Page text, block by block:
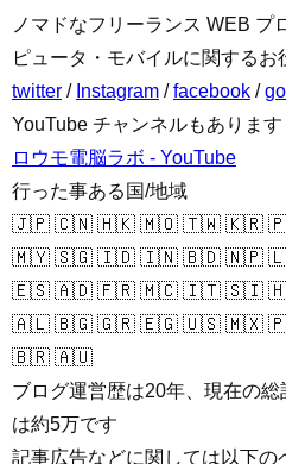
ノマドなフリーランス WEB プ
ピュータ・モバイルに関するお
twitter / Instagram /facebook /
YouTube チャンネルもあります
ロウモ電脳ラボ - YouTube
行った事ある国/地域
🇯🇵 🇨🇳 🇭🇰 🇲🇴 🇹🇼 🇰🇷
🇲🇾 🇸🇬 🇮🇩 🇮🇳 🇧🇩 🇳🇵
🇪🇸 🇦🇩 🇫🇷 🇲🇨 🇮🇹 🇸🇮
🇦🇱 🇧🇬 🇬🇷 🇪🇬 🇺🇸 🇲🇽
🇧🇷 🇦🇺
ブログ運営歴は20年、現在の
は約5万です
記事広告などに関しては以下の